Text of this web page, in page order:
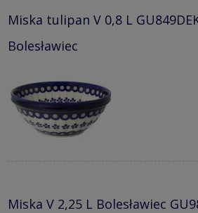
Miska tulipan V 0,8 L
Bolesławiec
Miska V 2,25 L Bolesławiec